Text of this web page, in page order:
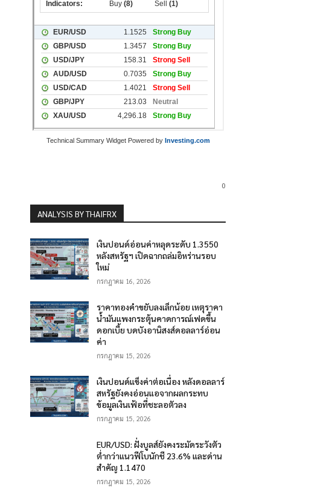
Technical Summary Widget Powered by Investing.com
0
ANALYSIS BY THAIFRX
เงินปอนด์อ่อนค่าหลุดระดับ 1.3550
หลังสหรัฐฯ เปิดฉากถล่มอิหร่านรอบ
ใหม่
กรกฎาคม 16, 2026
ราคาทองคำขยับลงเล็กน้อย เหตุราคา
น้ำมันแพงกระตุ้นคาดการณ์เฟดขึ้น
ดอกเบี้ย บดบังอานิสงส์ดอลลาร์อ่อน
ค่า
กรกฎาคม 15, 2026
เงินปอนด์แข็งค่าต่อเนื่อง หลังดอลลาร์
สหรัฐยังคงอ่อนแอจากผลกระทบ
ข้อมูลเงินเฟ้อที่ชะลอตัวลง
กรกฎาคม 15, 2026
EUR/USD: ฝั่งบูลส์ยังคงระมัดระวังตัว
ต่ำกว่าแนวฟีโบนักชี 23.6% และด่าน
สำคัญ 1.1470
กรกฎาคม 15, 2026